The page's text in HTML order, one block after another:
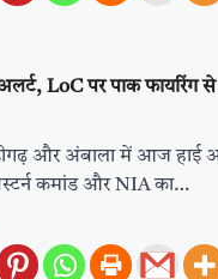
LoC पर पाक फायरिंग से
और अंबाला में आज हाई
कमांड और NIA का…